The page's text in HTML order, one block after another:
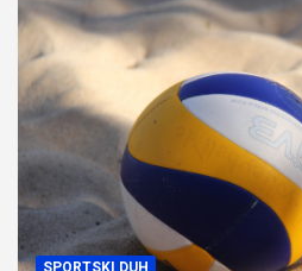
SPORTSKI DUH